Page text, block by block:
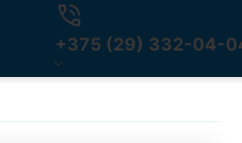
+375 (29) 332-04-